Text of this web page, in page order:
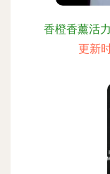
香橙香薰活
更新